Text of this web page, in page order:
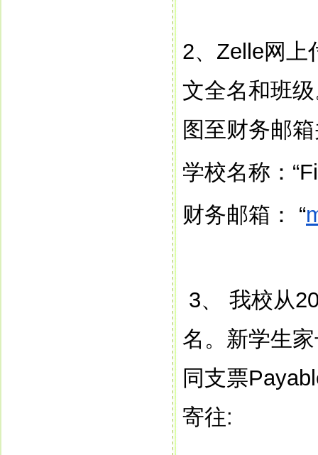
2、 Zelle网上
文全名和班
图至财务邮
学校名称：
财务邮箱：
“
3、 我校从
名。新学生
同支票
寄往: